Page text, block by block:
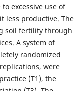
excessive use of
less productive. The
soil fertility through
A system of
randomized
were
(T1), the